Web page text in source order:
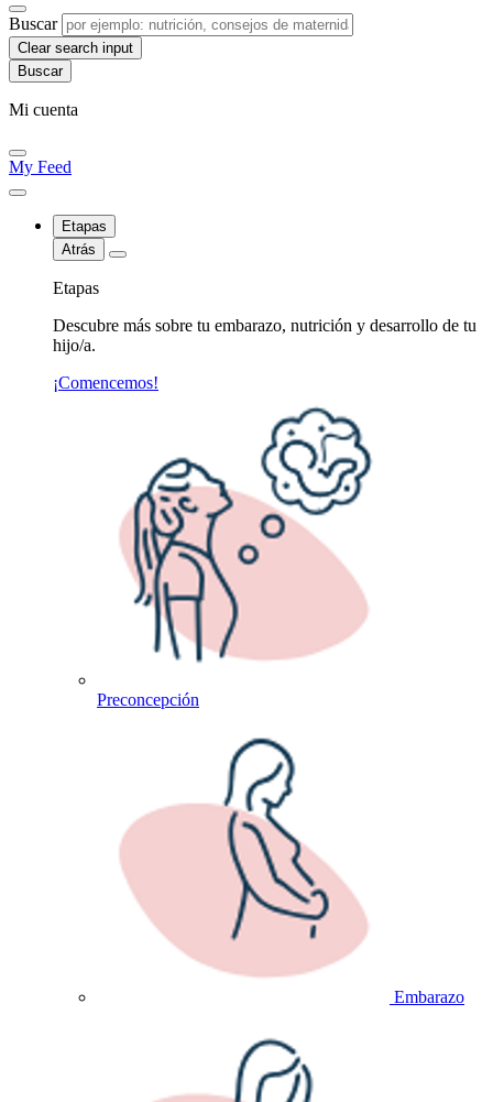
Buscar
Clear search input
Mi cuenta
My Feed
Etapas
Atrás
Etapas
Descubre más sobre tu embarazo, nutrición y desarrollo de tu
hijo/a.
¡Comencemos!
Preconcepción
Embarazo